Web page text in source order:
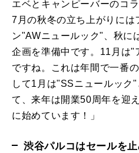
エベとキャンピーバーのコ
7月の秋冬の立ち上がりには
ン"AWニュールック"、秋に
企画を準備中です。11月は"
ですね。これは年間で一番
して1月は"SSニュールック
て、来年は開業50周年を迎
に始めています！」
渋谷パルコはセールを